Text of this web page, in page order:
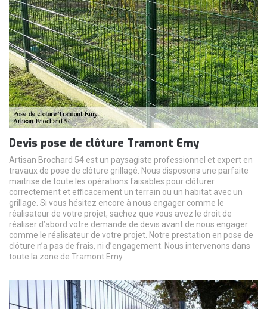
Devis pose de clôture Tramont Emy
Artisan Brochard 54 est un paysagiste professionnel et expert en
travaux de pose de clôture grillagé. Nous disposons une parfaite
maitrise de toute les opérations faisables pour clôturer
correctement et efficacement un terrain ou un habitat avec un
grillage. Si vous hésitez encore à nous engager comme le
réalisateur de votre projet, sachez que vous avez le droit de
réaliser d’abord votre demande de devis avant de nous engager
comme le réalisateur de votre projet. Notre prestation en pose de
clôture n’a pas de frais, ni d’engagement. Nous intervenons dans
toute la zone de Tramont Emy.